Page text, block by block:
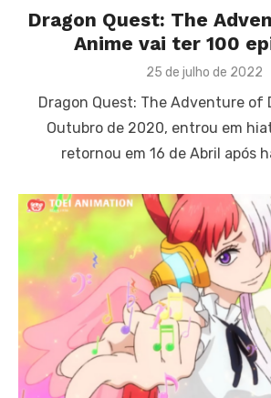
Dragon Quest: The
Anime vai ter 100
Posted
25 de julho de 2022
Dragon Quest: The Adventure of
Outubro de 2020, entrou em
retornou em 16 de Abril após